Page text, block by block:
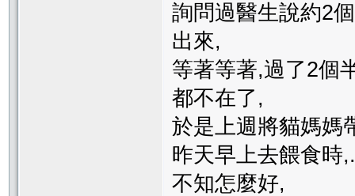
詢問過醫生說約2
出來,
等著等著,過了2個
都不在了,
於是上週將貓媽媽
昨天早上去餵食時
不知怎麼好,